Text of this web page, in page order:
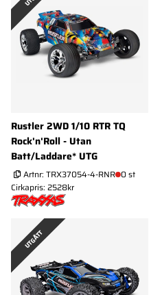
Rustler 2WD 1/10 RTR TQ
Rock'n'Roll - Utan
Batt/Laddare* UTG
Artnr: TRX37054-4-RNR 0 st
Cirkapris: 2528kr
UTGÅTT